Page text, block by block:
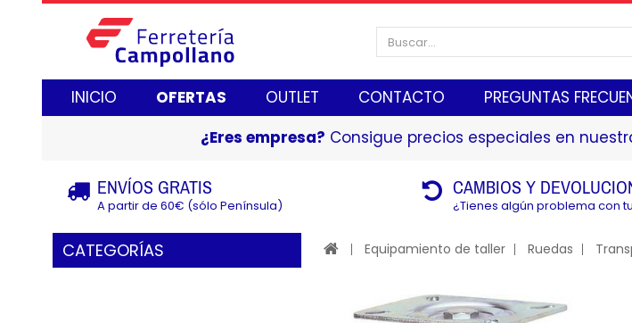
INICIO OFERTAS OUTLET CONTACTO PREGUNTAS
¿Eres empresa? Consigue precios especiales en
ENVÍOS GRATIS
A partir de 60€ (sólo Península)
CAMBIOS Y
¿Tienes algún problema con
CATEGORÍAS Equipamiento de taller Ruedas